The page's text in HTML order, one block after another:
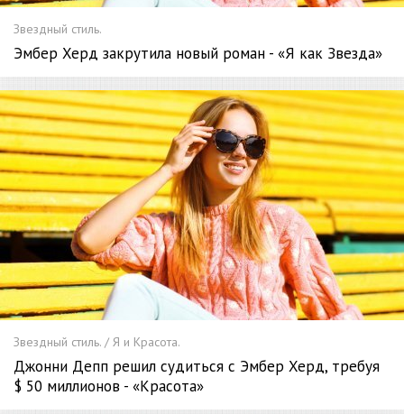
Звездный стиль.
Эмбер Херд закрутила новый роман - «Я как Звезда»
Звездный стиль. / Я и Красота.
Джонни Депп решил судиться с Эмбер Херд, требуя
$ 50 миллионов - «Красота»